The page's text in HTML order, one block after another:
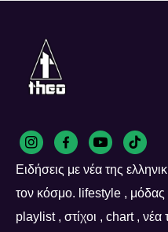
Ειδήσεις με νέα της
τον κόσμο. lifestyle , μόδας
playlist , στίχοι , chart , νέα